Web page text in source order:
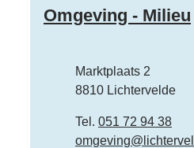
Contact
Omgeving - Milieu
AdresMarktplaats 2
,8810 Lichtervelde
051 72 94 38
E-mailomgeving@